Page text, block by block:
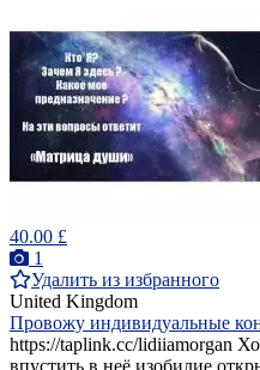
40.00 £
1
Удалить из избранного
United Kingdom
Провожу индивидуальные
https://taplink.cc/lidiiamorgan
впустить в неё